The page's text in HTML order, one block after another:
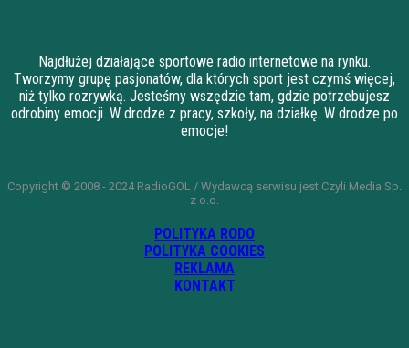
Najdłużej działające sportowe radio internetowe na rynku.
Tworzymy grupę pasjonatów, dla których sport jest czymś więcej,
niż tylko rozrywką. Jesteśmy wszędzie tam, gdzie potrzebujesz
odrobiny emocji. W drodze z pracy, szkoły, na działkę. W drodze po
emocje!
Copyright © 2008 - 2024 RadioGOL / Wydawcą serwisu jest Czyli Media Sp.
z o.o.
POLITYKA RODO
POLITYKA COOKIES
REKLAMA
KONTAKT